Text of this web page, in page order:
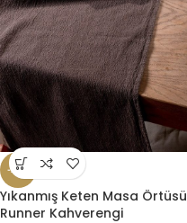
-25%
Yıkanmış Keten Masa Örtüsü
Runner Kahverengi